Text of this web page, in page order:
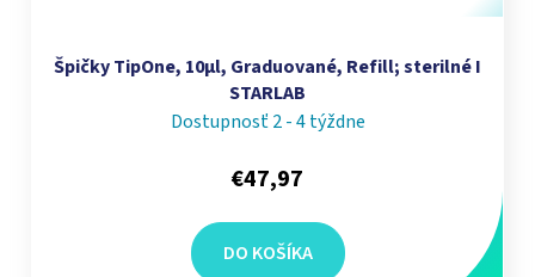
Špičky TipOne, 10µl, Graduované, Refill; sterilné I
STARLAB
Dostupnosť 2 - 4 týždne
€47,97
DO KOŠÍKA